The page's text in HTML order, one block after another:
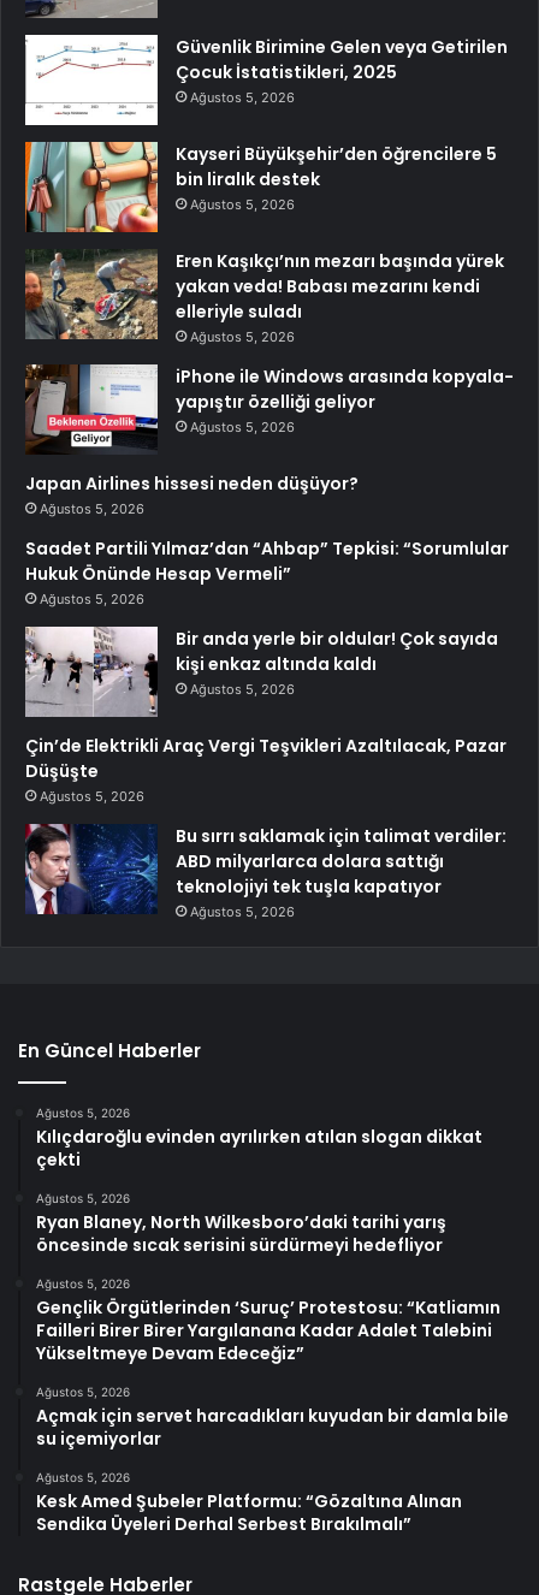
Güvenlik Birimine Gelen veya Getirilen
Çocuk İstatistikleri, 2025
Ağustos 5, 2026
Kayseri Büyükşehir’den öğrencilere 5
bin liralık destek
Ağustos 5, 2026
Eren Kaşıkçı’nın mezarı başında yürek
yakan veda! Babası mezarını kendi
elleriyle suladı
Ağustos 5, 2026
iPhone ile Windows arasında kopyala-
yapıştır özelliği geliyor
Ağustos 5, 2026
Japan Airlines hissesi neden düşüyor?
Ağustos 5, 2026
Saadet Partili Yılmaz’dan “Ahbap” Tepkisi: “Sorumlular
Hukuk Önünde Hesap Vermeli”
Ağustos 5, 2026
Bir anda yerle bir oldular! Çok sayıda
kişi enkaz altında kaldı
Ağustos 5, 2026
Çin’de Elektrikli Araç Vergi Teşvikleri Azaltılacak, Pazar
Düşüşte
Ağustos 5, 2026
Bu sırrı saklamak için talimat verdiler:
ABD milyarlarca dolara sattığı
teknolojiyi tek tuşla kapatıyor
Ağustos 5, 2026
En Güncel Haberler
Ağustos 5, 2026
Kılıçdaroğlu evinden ayrılırken atılan slogan dikkat
çekti
Ağustos 5, 2026
Ryan Blaney, North Wilkesboro’daki tarihi yarış
öncesinde sıcak serisini sürdürmeyi hedefliyor
Ağustos 5, 2026
Gençlik Örgütlerinden ‘Suruç’ Protestosu: “Katliamın
Failleri Birer Birer Yargılanana Kadar Adalet Talebini
Yükseltmeye Devam Edeceğiz”
Ağustos 5, 2026
Açmak için servet harcadıkları kuyudan bir damla bile
su içemiyorlar
Ağustos 5, 2026
Kesk Amed Şubeler Platformu: “Gözaltına Alınan
Sendika Üyeleri Derhal Serbest Bırakılmalı”
Rastgele Haberler